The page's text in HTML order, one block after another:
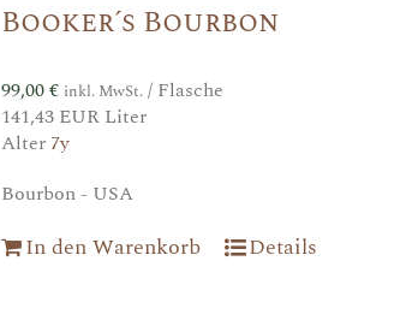
Booker´s Bourbon
99,00€ inkl. MwSt. / Flasche
141,43 EUR Liter
Alter7y
Bourbon - USA
In den Warenkorb Details